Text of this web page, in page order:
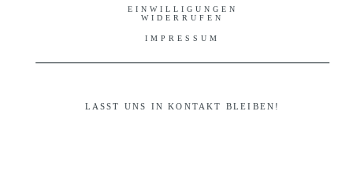
EINWILLIGUNGEN
WIDERRUFEN
IMPRESSUM
LASST UNS IN KONTAKT BLEIBEN!